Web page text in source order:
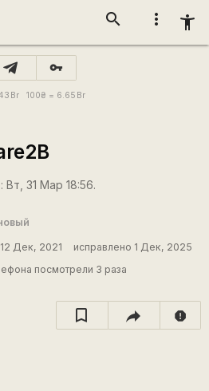
more_vert accessibility_new
search
vpn_key
Br 100₴ = 6.65 Br
31 Мар 18:56.
12 Дек, 2021
исправлено 1 Дек, 2025
посмотрели 3 раза
report